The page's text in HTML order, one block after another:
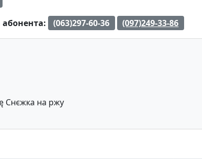
(063)297-60-36 (097)249-33-86
Снєжка на ржу